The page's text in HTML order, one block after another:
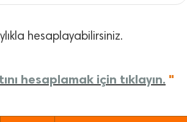
hesaplayabilirsiniz.
hesaplamak için tıklayın. "